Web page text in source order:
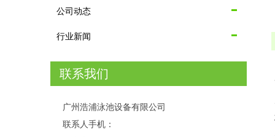
公司动态
行业新闻
联系我们
广州浩浦泳池设备有限公司
联系人手机：